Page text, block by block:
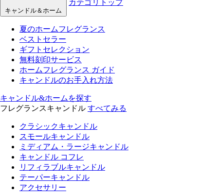
キャンドル＆ホーム
カテゴリトップ
夏のホームフレグランス
ベストセラー
ギフトセレクション
無料刻印サービス
ホームフレグランス ガイド
キャンドルのお手入れ方法
キャンドル&ホームを探す
フレグランスキャンドル すべてみる
クラシックキャンドル
スモールキャンドル
ミディアム・ラージキャンドル
キャンドル コフレ
リフィラブルキャンドル
テーパーキャンドル
アクセサリー